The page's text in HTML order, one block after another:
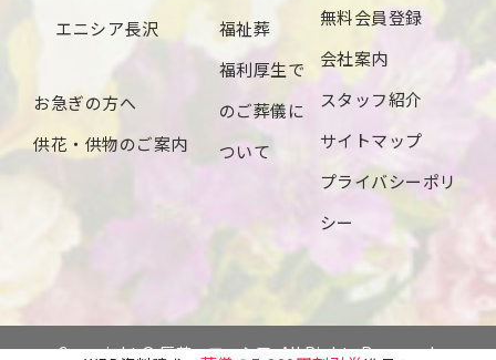
2024年3月
2024年1月
2023年12月
2023年8月
エニシア長沢
お急ぎの方へ
供花・供物のご案内
福祉葬
福利厚生で
のご葬儀に
ついて
無料会員登録
会社案内
スタッフ紹介
サイトマップ
プライバシーポリ
シー
Copyright © 辰若・エニシア. All Rights Reserved.